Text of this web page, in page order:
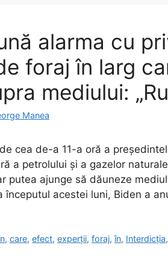
alarma cu
foraj în larg
mediului:
Manea
cea de-a 11-a oră a
a petrolului și a gazelor
putea ajunge să dăuneze
începutul acestei luni, Biden a
,care,efect,experții,foraj,în, Interdicția,